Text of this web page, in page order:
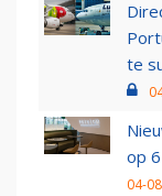
te
op
04-